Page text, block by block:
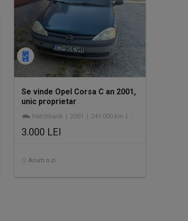
Se vinde Opel Corsa C an 2001,
unic proprietar
Hatchback | 2001 | 241.000 km | benzină
3.000 LEI
Acum o zi